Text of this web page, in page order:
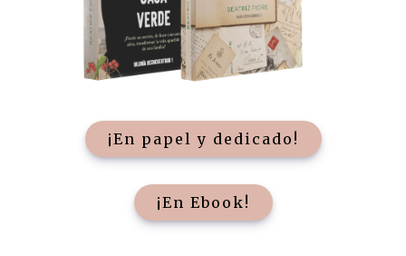
¡En papel y dedicado!
¡En Ebook!